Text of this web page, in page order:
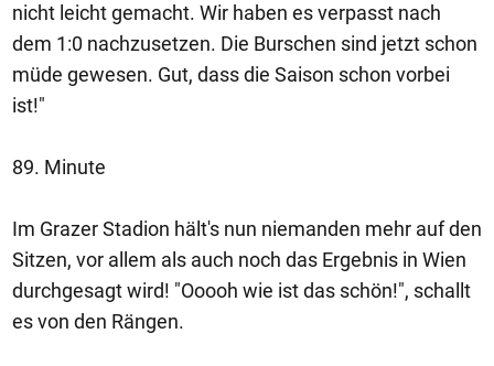
nicht leicht gemacht. Wir haben es verpasst nach
dem 1:0 nachzusetzen. Die Burschen sind jetzt schon
müde gewesen. Gut, dass die Saison schon vorbei
ist!"
89. Minute
Im Grazer Stadion hält's nun niemanden mehr auf den
Sitzen, vor allem als auch noch das Ergebnis in Wien
durchgesagt wird! "Ooooh wie ist das schön!", schallt
es von den Rängen.